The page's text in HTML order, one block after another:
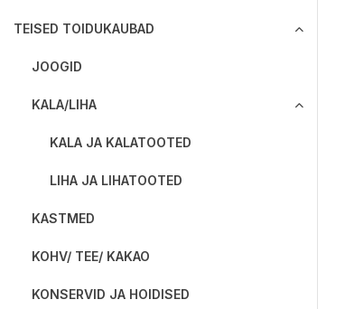
TEISED TOIDUKAUBAD
JOOGID
KALA/LIHA
KALA JA KALATOOTED
LIHA JA LIHATOOTED
KASTMED
KOHV/ TEE/ KAKAO
KONSERVID JA HOIDISED